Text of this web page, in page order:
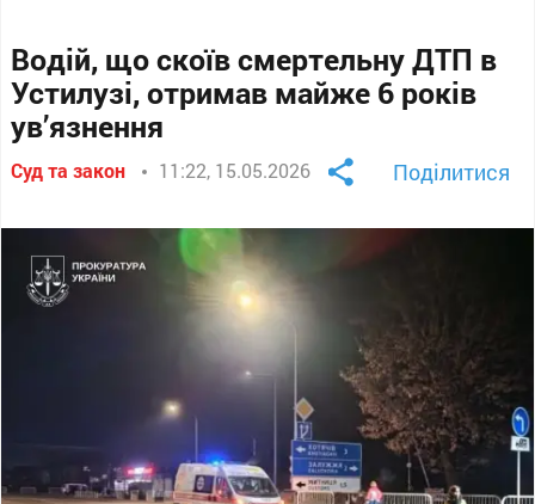
Водій, що скоїв смертельну ДТП в
Устилузі, отримав майже 6 років
ув’язнення
Суд та закон 11:22, 15.05.2026 Поділитися